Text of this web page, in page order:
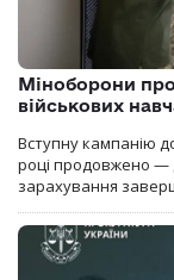
Міноборони
військових
Вступну кампанію
році продовжено —
зарахування